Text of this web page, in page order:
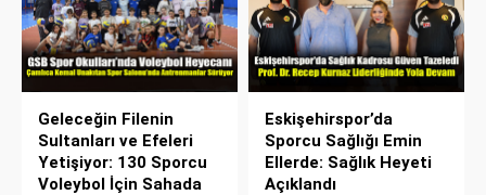
Geleceğin Filenin
Sultanları ve Efeleri
Yetişiyor: 130 Sporcu
Voleybol İçin Sahada
Eskişehirspor’da
Sporcu Sağlığı Emin
Ellerde: Sağlık Heyeti
Açıklandı